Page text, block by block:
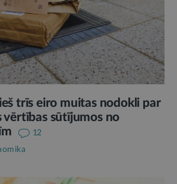
trīs eiro muitas nodokli par
vērtības sūtījumos no
12